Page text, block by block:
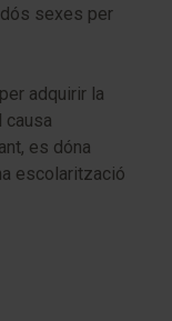
sexes per
adquirir la
causa
es dóna
escolarització